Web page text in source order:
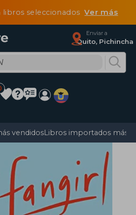
libros seleccionadosVer más
Enviar a
Quito, Pichincha
vendidosLibros importados más